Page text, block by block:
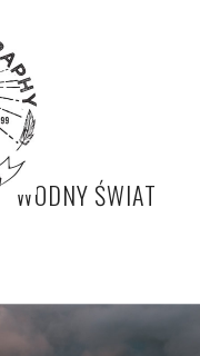
WODNY ŚWIAT